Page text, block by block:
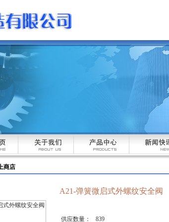
商店
A21-弹簧微启式外螺纹安全阀
供应数量： 839